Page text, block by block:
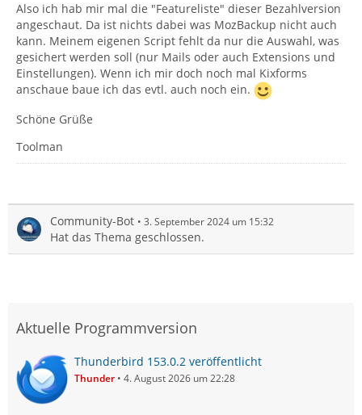
Also ich hab mir mal die "Featureliste" dieser Bezahlversion
angeschaut. Da ist nichts dabei was MozBackup nicht auch
kann. Meinem eigenen Script fehlt da nur die Auswahl, was
gesichert werden soll (nur Mails oder auch Extensions und
Einstellungen). Wenn ich mir doch noch mal Kixforms
anschaue baue ich das evtl. auch noch ein.
Schöne Grüße
Toolman
Community-Bot 3. September 2024 um 15:32
Hat das Thema geschlossen.
Aktuelle Programmversion
Thunderbird 153.0.2 veröffentlicht
Thunder 4. August 2026 um 22:28